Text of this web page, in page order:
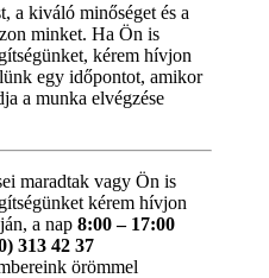
a kiváló minőséget és a
minket. Ha Ön is
kérem hívjon
egy időpontot, amikor
a munka elvégzése
maradtak vagy Ön is
kérem hívjon
a nap 8:00 – 17:00
313 42 37
örömmel